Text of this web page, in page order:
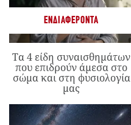
ΕΝΔΙΑΦΈΡΟΝΤΑ
Τα 4 είδη συναισθημάτων
που επιδρούν άμεσα στο
σώμα και στη φυσιολογία
μας